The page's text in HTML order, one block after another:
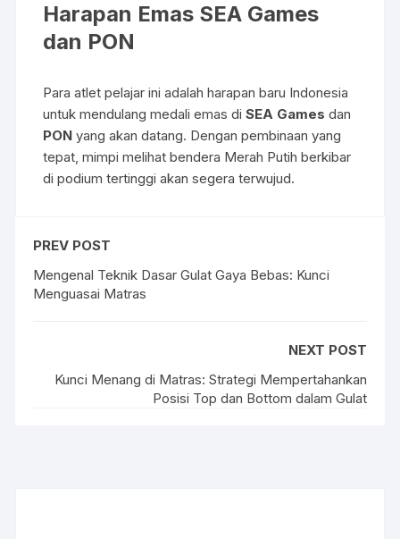
Harapan Emas SEA Games
dan PON
Para atlet pelajar ini adalah harapan baru Indonesia
untuk mendulang medali emas diSEA Games dan
PON yang akan datang. Dengan pembinaan yang
tepat, mimpi melihat bendera Merah Putih berkibar
di podium tertinggi akan segera terwujud.
PREV POST
Mengenal Teknik Dasar Gulat Gaya Bebas: Kunci
Menguasai Matras
NEXT POST
Kunci Menang di Matras: Strategi Mempertahankan
Posisi Top dan Bottom dalam Gulat